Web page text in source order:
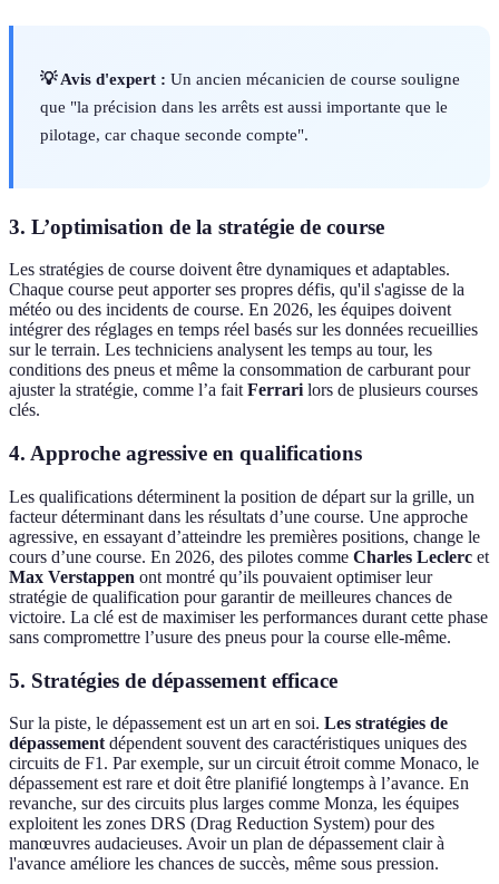
💡 Avis d'expert : Un ancien mécanicien de course souligne
que "la précision dans les arrêts est aussi importante que le
pilotage, car chaque seconde compte".
3. L’optimisation de la stratégie de course
Les stratégies de course doivent être dynamiques et adaptables.
Chaque course peut apporter ses propres défis, qu'il s'agisse de la
météo ou des incidents de course. En 2026, les équipes doivent
intégrer des réglages en temps réel basés sur les données recueillies
sur le terrain. Les techniciens analysent les temps au tour, les
conditions des pneus et même la consommation de carburant pour
ajuster la stratégie, comme l’a fait Ferrari lors de plusieurs courses
clés.
4. Approche agressive en qualifications
Les qualifications déterminent la position de départ sur la grille, un
facteur déterminant dans les résultats d’une course. Une approche
agressive, en essayant d’atteindre les premières positions, change le
cours d’une course. En 2026, des pilotes comme Charles Leclerc et
Max Verstappen ont montré qu’ils pouvaient optimiser leur
stratégie de qualification pour garantir de meilleures chances de
victoire. La clé est de maximiser les performances durant cette phase
sans compromettre l’usure des pneus pour la course elle-même.
5. Stratégies de dépassement efficace
Sur la piste, le dépassement est un art en soi. Les stratégies de
dépassement dépendent souvent des caractéristiques uniques des
circuits de F1. Par exemple, sur un circuit étroit comme Monaco, le
dépassement est rare et doit être planifié longtemps à l’avance. En
revanche, sur des circuits plus larges comme Monza, les équipes
exploitent les zones DRS (Drag Reduction System) pour des
manœuvres audacieuses. Avoir un plan de dépassement clair à
l'avance améliore les chances de succès, même sous pression.